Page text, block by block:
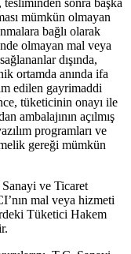
mümkün olmayan
bağlı olarak
olmayan mal veya
dışında,
ortamda anında ifa
edilen gayrimaddi
tüketicinin onayı ile
ambalajının açılmış
programları ve
gereği mümkün
ve Ticaret
mal veya hizmeti
Tüketici Hakem